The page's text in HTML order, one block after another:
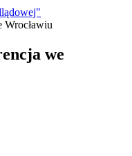
Wrocławiu
we